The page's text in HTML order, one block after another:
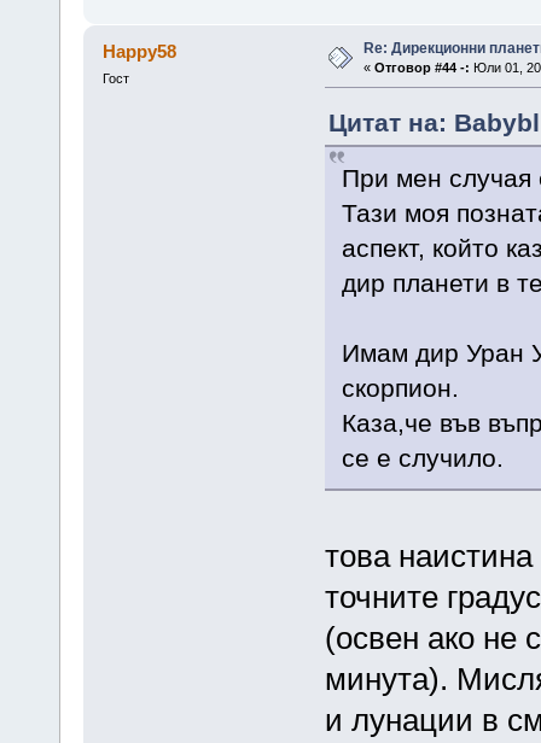
Happy58
Гост
Re: Дирекционни
« Отговор #44 -: Юли 01,
Цитат на:
При мен случая
Тази моя
аспект, който
дир планети в
Имам дир Уран
скорпион.
Каза,че във
се е случило.
това
точните
(освен ако не
минута).
и лунации в